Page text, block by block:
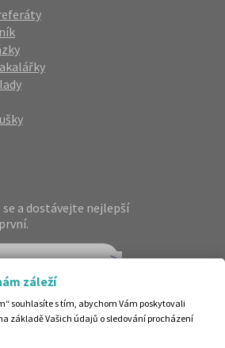
a dostávejte nejlepší
záleží
souhlasíte s tím, abychom Vám poskytovali
základě Vašich údajů o sledování procházení